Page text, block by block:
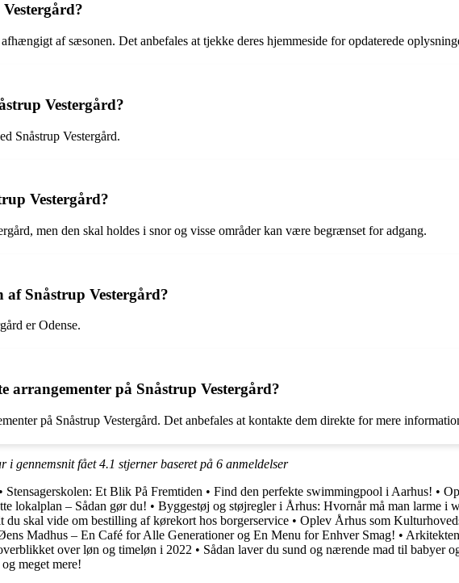
af sæsonen. Det anbefales at tjekke deres hjemmeside for opdaterede
Vestergård?
Snåstrup Vestergård.
Vestergård?
men den skal holdes i snor og visse områder kan være begrænset for adgang.
Snåstrup Vestergård?
er Odense.
på Snåstrup Vestergård?
på Snåstrup Vestergård. Det anbefales at kontakte dem direkte for mere
i gennemsnit fået4.1 stjerner baseret på 6 anmeldelser
• Stensagerskolen: Et Blik På Fremtiden • Find den perfekte swimmingpool i Aarhus! •
lokalplan – Sådan gør du! • Byggestøj og støjregler i Århus: Hvornår må man larme i
du skal vide om bestilling af kørekort hos borgerservice • Oplev Århus som
Madhus – En Café for Alle Generationer og En Menu for Enhver Smag! •
over løn og timeløn i 2022 • Sådan laver du sund og nærende mad til babyer
meget mere!